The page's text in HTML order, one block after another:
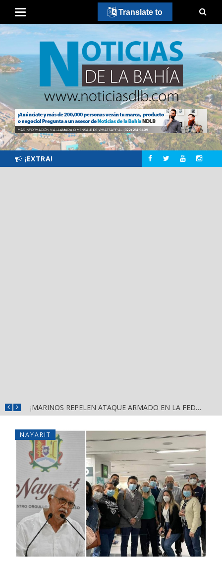
¡EXTRA!
¡MARINOS REPELEN ATAQUE ARMADO EN LA FEDERAL 200; PERDIERON LOS AGRESORES!
NAYARIT
Translate to